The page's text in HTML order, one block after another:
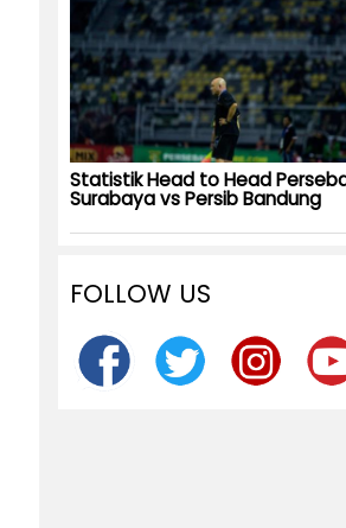
Statistik Head to Head
Surabaya vs Persib Bandung
FOLLOW US